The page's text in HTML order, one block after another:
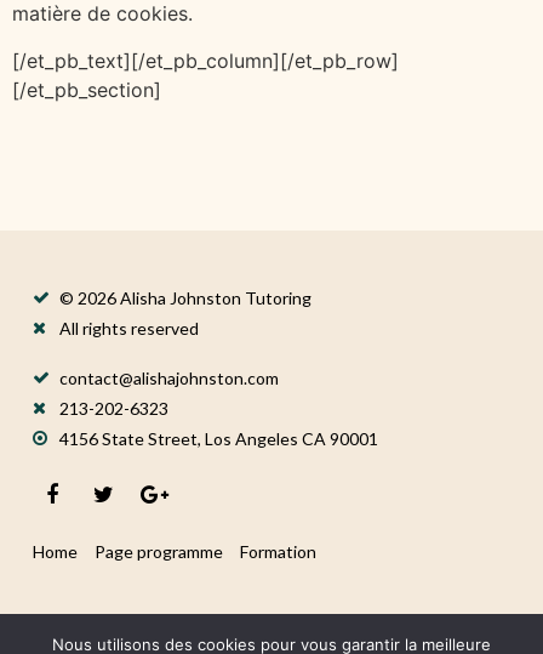
matière de cookies.
[/et_pb_text][/et_pb_column][/et_pb_row]
[/et_pb_section]
Home Page programme Formation
contact@alishajohnston.com
213-202-6323
4156 State Street, Los Angeles CA 90001
© 2026 Alisha Johnston Tutoring
All rights reserved
Nous utilisons des cookies pour vous garantir la meilleure